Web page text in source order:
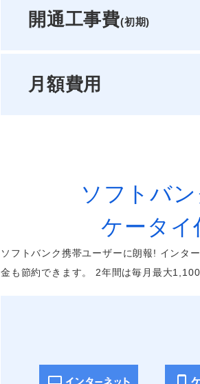
開通工事費(初期)
月額費用
ソフトバ
ケータイ
ソフトバンク携帯ユーザーに朗報! インタ
金も節約できます。 2年間は毎月最大